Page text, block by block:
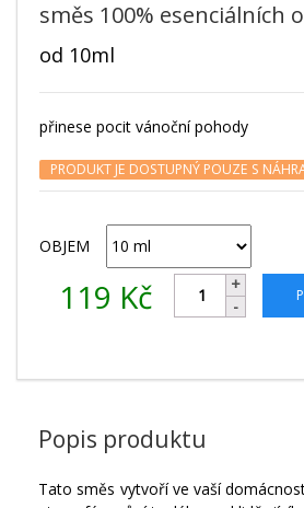
směs 100% esenciálních
od 10ml
přinese pocit vánoční pohody
PRODUKT JE DOSTUPNÝ POUZE S
OBJEM
119 Kč
Popis produktu
Tato směs vytvoří ve vaší